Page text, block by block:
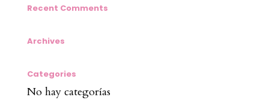
Recent Comments
Archives
Categories
No hay categorías